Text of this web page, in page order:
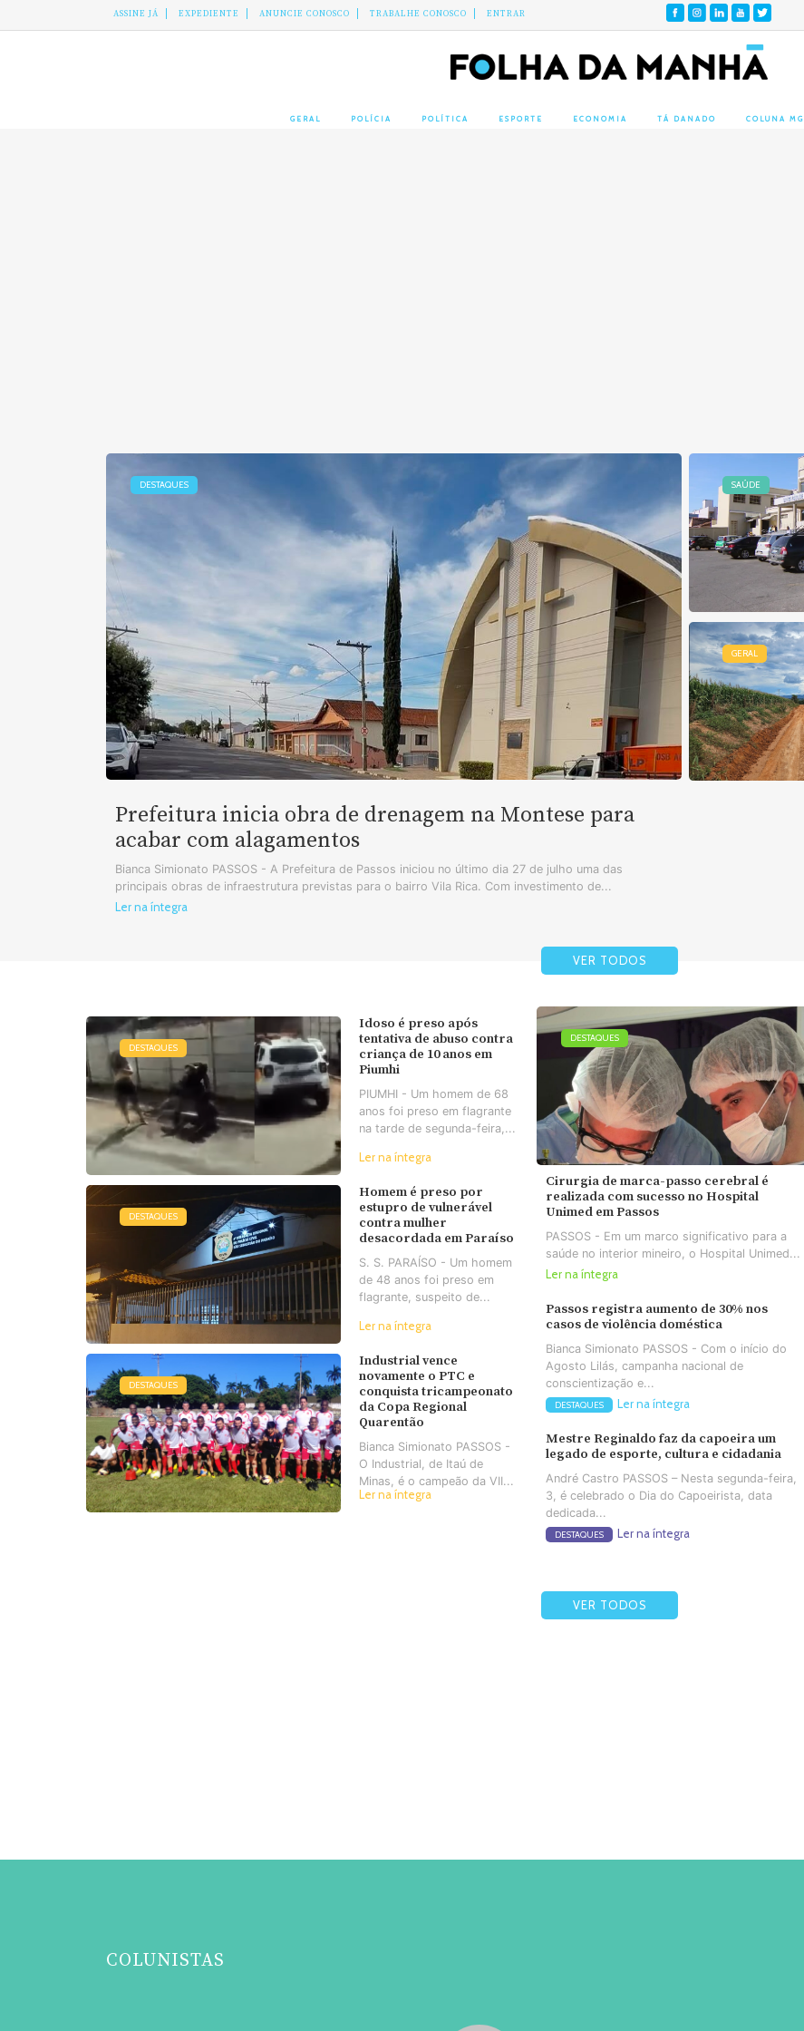
ASSINE JÁ EXPEDIENTE ANUNCIE CONOSCO TRABALHE CONOSCO ENTRAR
GERAL POLÍCIA POLÍTICA ESPORTE ECONOMIA TÁ DANADO COLUNA MG
DESTAQUES
Prefeitura inicia obra de drenagem na Montese para
acabar com alagamentos
Bianca Simionato PASSOS - A Prefeitura de Passos iniciou no último dia 27 de julho uma das
principais obras de infraestrutura previstas para o bairro Vila Rica. Com investimento de...
Ler na íntegra
SAÚDE
GERAL
VER TODOS
DESTAQUES
Idoso é preso após
tentativa de abuso contra
criança de 10 anos em
Piumhi
PIUMHI - Um homem de 68
anos foi preso em flagrante
na tarde de segunda-feira,...
Ler na íntegra
DESTAQUES
Homem é preso por
estupro de vulnerável
contra mulher
desacordada em Paraíso
S. S. PARAÍSO - Um homem
de 48 anos foi preso em
flagrante, suspeito de...
Ler na íntegra
DESTAQUES
Industrial vence
novamente o PTC e
conquista tricampeonato
da Copa Regional
Quarentão
Bianca Simionato PASSOS -
O Industrial, de Itaú de
Minas, é o campeão da VII...
Ler na íntegra
DESTAQUES
Cirurgia de marca-passo cerebral é
realizada com sucesso no Hospital
Unimed em Passos
PASSOS - Em um marco significativo para a
saúde no interior mineiro, o Hospital Unimed...
Ler na íntegra
Passos registra aumento de 30% nos
casos de violência doméstica
Bianca Simionato PASSOS - Com o início do
Agosto Lilás, campanha nacional de
conscientização e...
DESTAQUES Ler na íntegra
Mestre Reginaldo faz da capoeira um
legado de esporte, cultura e cidadania
André Castro PASSOS – Nesta segunda-feira,
3, é celebrado o Dia do Capoeirista, data
dedicada...
DESTAQUES Ler na íntegra
VER TODOS
COLUNISTAS